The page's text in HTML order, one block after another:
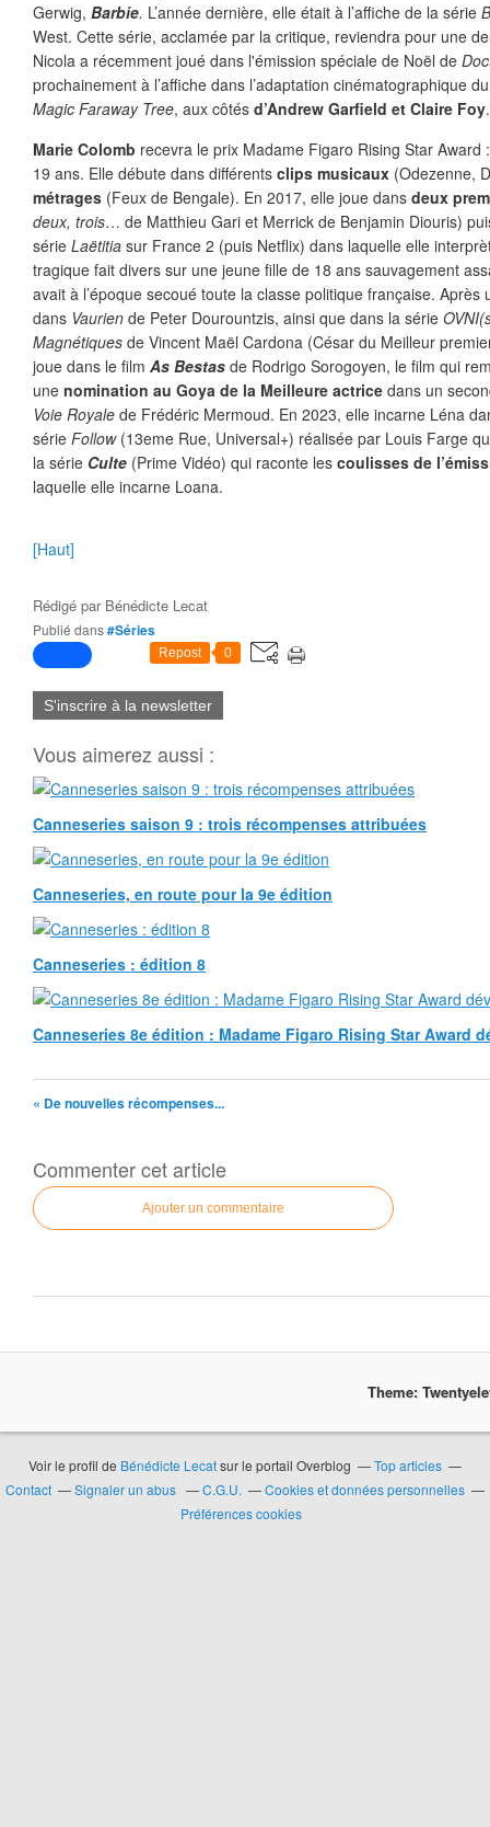
Gerwig, Barbie. L’année dernière, elle était à l’affiche de la série
West. Cette série, acclamée par la critique, reviendra pour une
Nicola a récemment joué dans l'émission spéciale de Noël de
prochainement à l’affiche dans l’adaptation cinématographique
Magic Faraway Tree, aux côtés d’Andrew Garfield et Claire Foy.
Marie Colomb recevra le prix Madame Figaro Rising Star Award
19 ans. Elle débute dans différents clips musicaux (Odezenne,
métrages (Feux de Bengale). En 2017, elle joue dans deux
deux, trois… de Matthieu Gari et Merrick de Benjamin Diouris)
série Laëtitia sur France 2 (puis Netflix) dans laquelle elle
tragique fait divers sur une jeune fille de 18 ans sauvagement
avait à l’époque secoué toute la classe politique française. Après
dans Vaurien de Peter Dourountzis, ainsi que dans la série
Magnétiques de Vincent Maël Cardona (César du Meilleur
joue dans le film As Bestas de Rodrigo Sorogoyen, le film qui
une nomination au Goya de la Meilleure actrice dans un
Voie Royale de Frédéric Mermoud. En 2023, elle incarne Léna
série Follow (13eme Rue, Universal+) réalisée par Louis Farge
la série Culte (Prime Vidéo) qui raconte les coulisses de
laquelle elle incarne Loana.
[Haut]
Rédigé par Bénédicte Lecat
Publié dans#Séries
Repost 0
S'inscrire à la newsletter
Vous aimerez aussi :
Canneseries saison 9 : trois récompenses attribuées
Canneseries, en route pour la 9e édition
Canneseries : édition 8
Canneseries 8e édition : Madame Figaro Rising Star Award
« De nouvelles récompenses...
Commenter cet article
Ajouter un commentaire
Theme:
Voir le profil de Bénédicte Lecatsur le portail Overblog
Top articles
Contact
Signaler un abus C.G.U.
Cookies et données personnelles
Préférences cookies